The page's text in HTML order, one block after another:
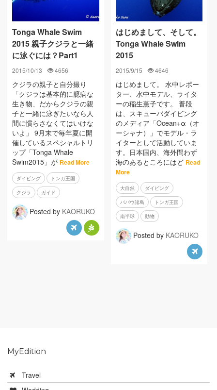
Tonga Whale Swim
2015 親子クジラと一緒
に泳ぐには？Part1
2015/10/13 4656
クジラの親子と自分撮り
「クジラは基本的に臆病な
生き物、だからクジラの親
子と一緒に泳ぎたいなら人
間に慣らさなくてはいけな
いよ」 9月末で毎年夏に開
催しているスペシャルトリ
ップ「Tonga Whale
Swim2015」が Read More
ダイビング トンガ王国
クジラ ガイド
Posted by KAORUKO
はじめまして、そして。
Tonga Whale Swim
2015
2015/9/15 4646
はじめまして。 水中レポー
ター、水中モデル、ライタ
ーの稲生薫子です。 普段
は、スキューバダイビング
のメディア「Ocean+α（オ
ーシャナ）」でモデル・ラ
イターとして活動していま
す。日本国内、海外問わず
海のあるところにはど Read
More
大自然 ダイビング
ババウ諸島 トンガ王国
南半球 動物
Posted by KAORUKO
MyEdition
Travel